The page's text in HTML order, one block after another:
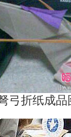
弓折纸成